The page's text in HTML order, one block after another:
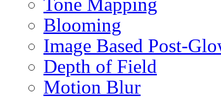
Blooming
Image Based Post-
Depth of Field
Motion Blur